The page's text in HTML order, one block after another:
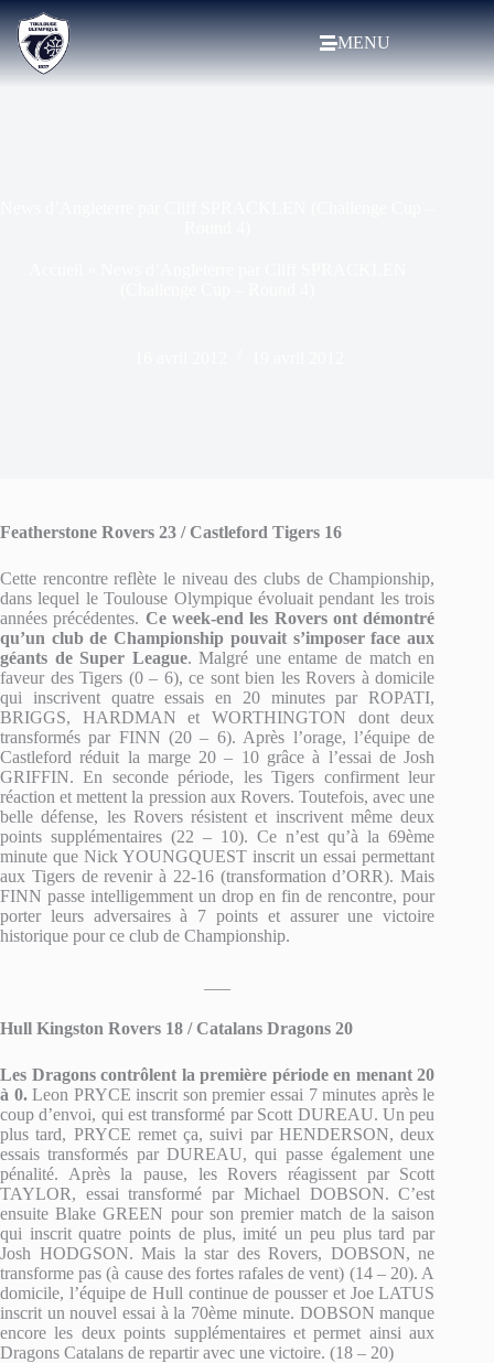
MENU
Featherstone Rovers 23 / Castleford Tigers 16
Cette rencontre reflète le niveau des clubs de Championship,
dans lequel le Toulouse Olympique évoluait pendant les trois
années précédentes. Ce week-end les Rovers ont démontré
qu’un club de Championship pouvait s’imposer face aux
géants de Super League. Malgré une entame de match en
faveur des Tigers (0 – 6), ce sont bien les Rovers à domicile
qui inscrivent quatre essais en 20 minutes par ROPATI,
BRIGGS, HARDMAN et WORTHINGTON dont deux
transformés par FINN (20 – 6). Après l’orage, l’équipe de
Castleford réduit la marge 20 – 10 grâce à l’essai de Josh
GRIFFIN. En seconde période, les Tigers confirment leur
réaction et mettent la pression aux Rovers. Toutefois, avec une
belle défense, les Rovers résistent et inscrivent même deux
points supplémentaires (22 – 10). Ce n’est qu’à la 69ème
minute que Nick YOUNGQUEST inscrit un essai permettant
aux Tigers de revenir à 22-16 (transformation d’ORR). Mais
FINN passe intelligemment un drop en fin de rencontre, pour
porter leurs adversaires à 7 points et assurer une victoire
historique pour ce club de Championship.
Hull Kingston Rovers 18 / Catalans Dragons 20
Les Dragons contrôlent la première période en menant 20
à 0.Leon PRYCE inscrit son premier essai 7 minutes après le
coup d’envoi, qui est transformé par Scott DUREAU. Un peu
plus tard, PRYCE remet ça, suivi par HENDERSON, deux
essais transformés par DUREAU, qui passe également une
pénalité. Après la pause, les Rovers réagissent par Scott
TAYLOR, essai transformé par Michael DOBSON. C’est
ensuite Blake GREEN pour son premier match de la saison
qui inscrit quatre points de plus, imité un peu plus tard par
Josh HODGSON. Mais la star des Rovers, DOBSON, ne
transforme pas (à cause des fortes rafales de vent) (14 – 20). A
domicile, l’équipe de Hull continue de pousser et Joe LATUS
inscrit un nouvel essai à la 70ème minute. DOBSON manque
encore les deux points supplémentaires et permet ainsi aux
Dragons Catalans de repartir avec une victoire. (18 – 20)